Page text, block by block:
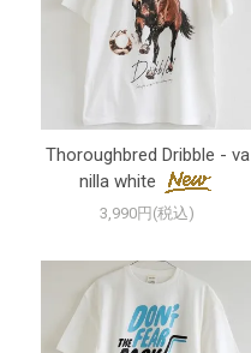
Thoroughbred Dribble - va
nilla white
3,990円(税込)